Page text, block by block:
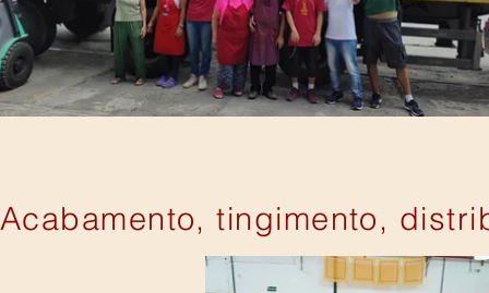
Acabamento, tingimento,